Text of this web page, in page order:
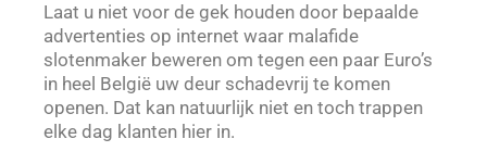
Laat u niet voor de gek houden door bepaalde
advertenties op internet waar malafide
slotenmaker beweren om tegen een paar Euro’s
in heel België uw deur schadevrij te komen
openen. Dat kan natuurlijk niet en toch trappen
elke dag klanten hier in.